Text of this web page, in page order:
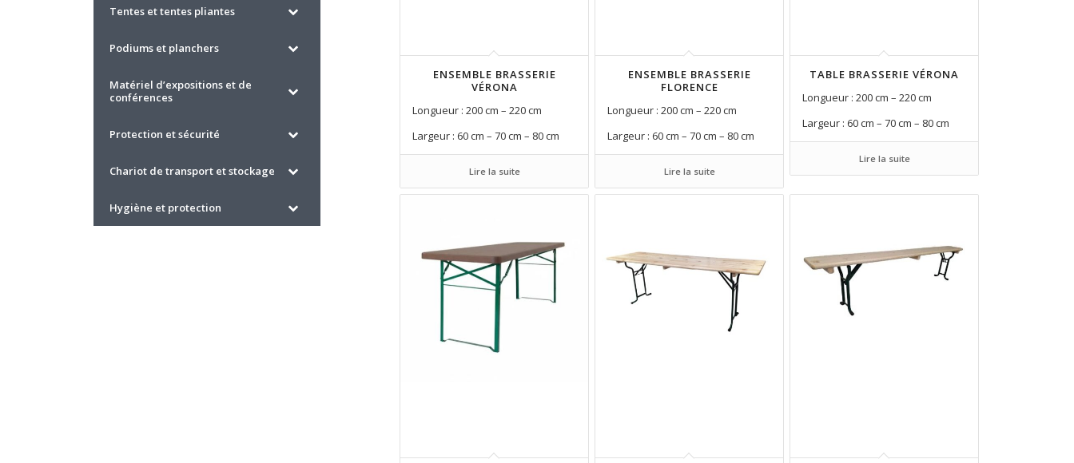
ENSEMBLE BRASSERIE
VÉRONA
Longueur : 200 cm – 220 cm
Largeur : 60 cm – 70 cm – 80 cm
Lire la suite
ENSEMBLE BRASSERIE
FLORENCE
Longueur : 200 cm – 220 cm
Largeur : 60 cm – 70 cm – 80 cm
Lire la suite
TABLE BRASSERIE VÉRONA
Longueur : 200 cm – 220 cm
Largeur : 60 cm – 70 cm – 80 cm
Lire la suite
Tentes et tentes pliantes
Podiums et planchers
Matériel d’expositions et de
conférences
Protection et sécurité
Chariot de transport et stockage
Hygiène et protection